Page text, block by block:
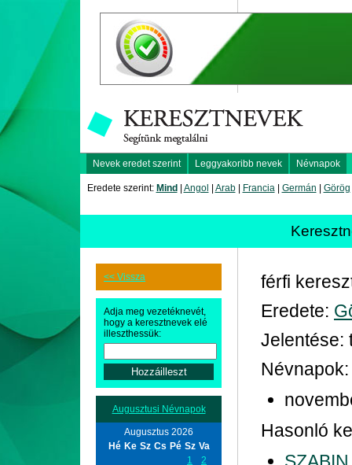
Nevek eredet szerint Leggyakoribb nevek Névnapok
Eredete szerint: Mind Angol Arab| Francia| Germán Görög
<< Vissza
Adja meg vezetéknevét,
hogy a keresztnevek elé
illeszthessük:
Augusztusi Névnapok
Augusztus 2026
Hé Ke Sz Cs Pé Sz Va
1
2
férfi
Eredete:
Jelentése:
Névnapok:
Hasonló